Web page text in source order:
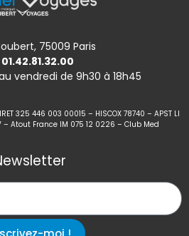
75009 Paris
01.42.81.32.00
vendredi de 9h30 à 18h45
325 446 003 00015 – HISCOX 78740 – APST LI
– Atout France IM 075 12 0226 – Club Med